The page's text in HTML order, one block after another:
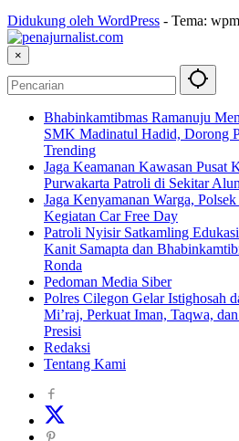
Didukung oleh WordPress - Tema:
×
Bhabinkamtibmas Ramanuju
SMK Madinatul Hadid, Dorong
Trending
Jaga Keamanan Kawasan Pusat
Purwakarta Patroli di Sekitar
Jaga Kenyamanan Warga,
Kegiatan Car Free Day
Patroli Nyisir Satkamling
Kanit Samapta dan
Ronda
Pedoman Media Siber
Polres Cilegon Gelar Istighosah
Mi’raj, Perkuat Iman, Taqwa,
Presisi
Redaksi
Tentang Kami